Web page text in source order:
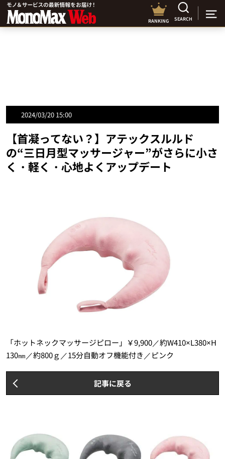
RANKING SEARCH
2024/03/20 15:00
【首凝ってない？】アテックスルルド
の“三日月型マッサージャー”がさらに小さ
く・軽く・心地よくアップデート
「ホットネックマッサージピロー」￥9,900／約W410×L380×H
130㎜／約800ｇ／15分自動オフ機能付き／ピンク
記事に戻る